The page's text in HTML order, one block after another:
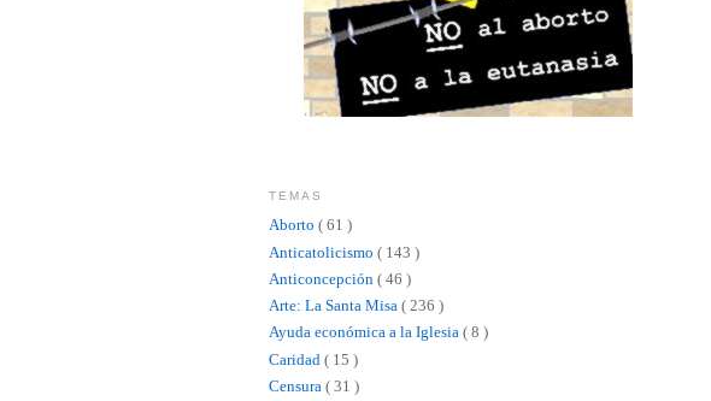
TEMAS
Aborto ( 61 )
Anticatolicismo ( 143 )
Anticoncepción ( 46 )
Arte: La Santa Misa ( 236 )
Ayuda económica a la Iglesia ( 8 )
Caridad ( 15 )
Censura ( 31 )